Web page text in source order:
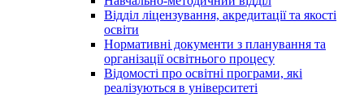
Відділ ліцензування, акредитації та якості
освіти
Нормативні документи з планування та
організації освітнього процесу
Відомості про освітні програми, які
реалізуються в університеті